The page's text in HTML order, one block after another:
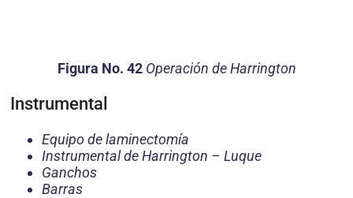
Figura No. 42 Operación de Harrington
Instrumental
Equipo de laminectomía
Instrumental de Harrington – Luque
Ganchos
Barras